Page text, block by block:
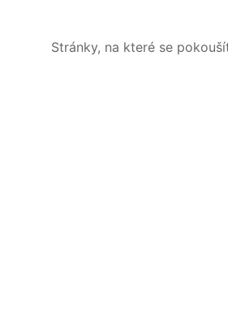
Stránky, na které se